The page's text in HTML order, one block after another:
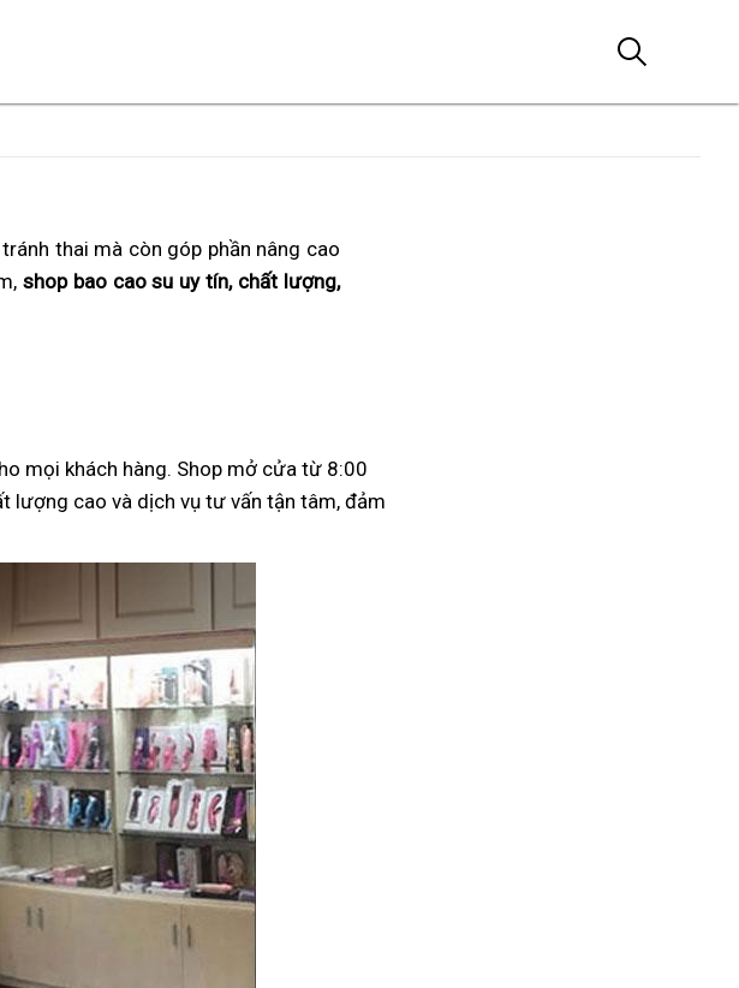
thai mà còn góp phần nâng cao
shop bao cao su uy tín, chất lượng,
mọi khách hàng. Shop mở cửa từ 8:00
lượng cao và dịch vụ tư vấn tận tâm, đảm